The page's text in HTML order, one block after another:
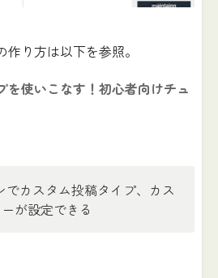
り方は以下を参照。
を使いこなす！初心者向けチュ
でカスタム投稿タイプ、カス
が設定できる